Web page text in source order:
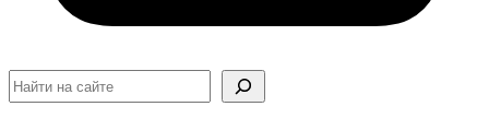
Поиск